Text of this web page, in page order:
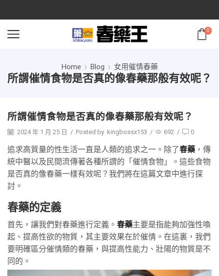
0
Home Blog 女用催情春藥
所謂催情食物是否真的像春藥那般有效呢？
所謂催情食物是否真的像春藥那般有效呢？
2024 年 1 月 25 日 / Posted by kingbossx153 / 692 / 0
追求高質量的性生活一直是人類的追求之一。除了春藥 ，傳
統中醫以及民間流傳著各種所謂的「催情食物」。這些食物
是否真的像春藥一樣有效呢？我們將在這篇文章中進行探
討。
春藥的定義
首先，讓我們對春藥進行定義。 春藥主要是指能夠加強性喚
起、提高性欲的物質，其主要效果在於催情。在這裏，我們
要明確區分催情類的春藥，與提高性能力、壯陽的物質是不
同的。